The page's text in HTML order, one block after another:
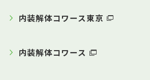
内装解体コワース東京
内装解体コワース